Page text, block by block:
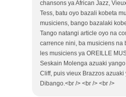
chansons ya African Jazz,
Tess, batu oyo bazali kobeta
musiciens, bango bazalaki
Tango natangi article oyo na
carrence nini, ba musiciens na
les musiciens ya OREILLE
Seskain Molenga azuaki
Cliff, puis vieux Brazzos
Dibango.<br /> <br /> <br />